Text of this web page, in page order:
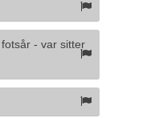
- var sitter